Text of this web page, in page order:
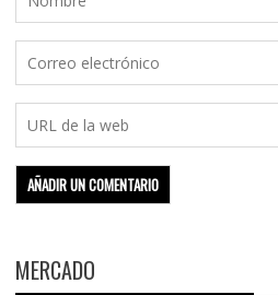
MERCADO